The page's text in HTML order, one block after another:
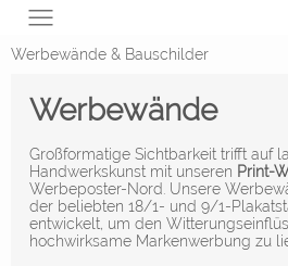
Werbewände & Bauschilder
Werbewände
Großformatige Sichtbarkeit trifft auf
Handwerkskunst mit unseren Print-
Werbeposter-Nord. Unsere
der beliebten 18/1- und 9/1-
entwickelt, um den
hochwirksame Markenwerbung zu